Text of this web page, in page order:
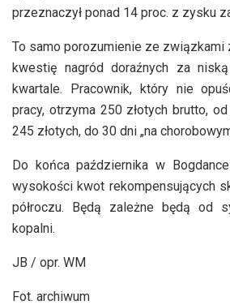
przeznaczył ponad 14 proc. z zysku
To samo porozumienie ze związkami
kwestię nagród doraźnych za
kwartale. Pracownik, który nie
pracy, otrzyma 250 złotych brutto,
245 złotych, do 30 dni „na
Do końca października w
wysokości kwot rekompensujących
półroczu. Będą zależne będą od
kopalni.
JB / opr. WM
Fot. archiwum